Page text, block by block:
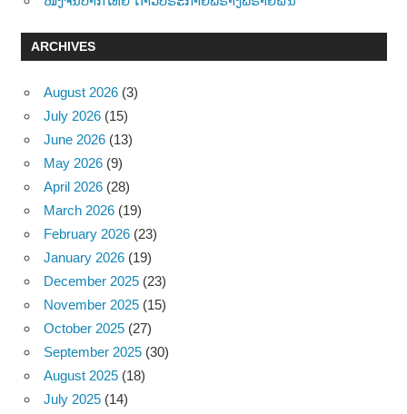
ARCHIVES
August 2026 (3)
July 2026 (15)
June 2026 (13)
May 2026 (9)
April 2026 (28)
March 2026 (19)
February 2026 (23)
January 2026 (19)
December 2025 (23)
November 2025 (15)
October 2025 (27)
September 2025 (30)
August 2025 (18)
July 2025 (14)